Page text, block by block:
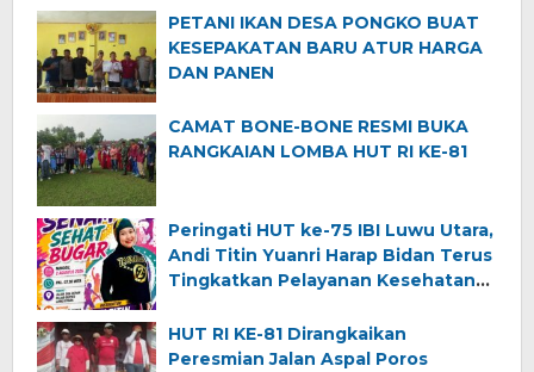
PETANI IKAN DESA PONGKO BUAT
KESEPAKATAN BARU ATUR HARGA
DAN PANEN
CAMAT BONE-BONE RESMI BUKA
RANGKAIAN LOMBA HUT RI KE-81
Peringati HUT ke-75 IBI Luwu Utara,
Andi Titin Yuanri Harap Bidan Terus
Tingkatkan Pelayanan Kesehatan
HUT RI KE-81 Dirangkaikan
Peresmian Jalan Aspal Poros